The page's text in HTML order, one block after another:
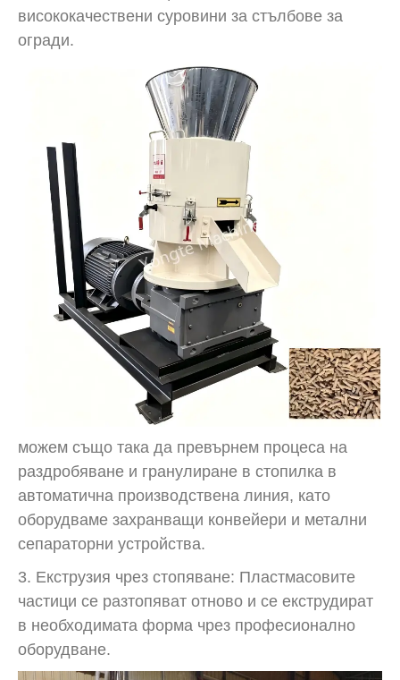
висококачествени суровини за стълбове за
огради.
можем също така да превърнем процеса на
раздробяване и гранулиране в стопилка в
автоматична производствена линия, като
оборудваме захранващи конвейери и метални
сепараторни устройства.
3. Екструзия чрез стопяване: Пластмасовите
частици се разтопяват отново и се екструдират
в необходимата форма чрез професионално
оборудване.